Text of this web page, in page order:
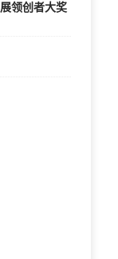
领创者大奖